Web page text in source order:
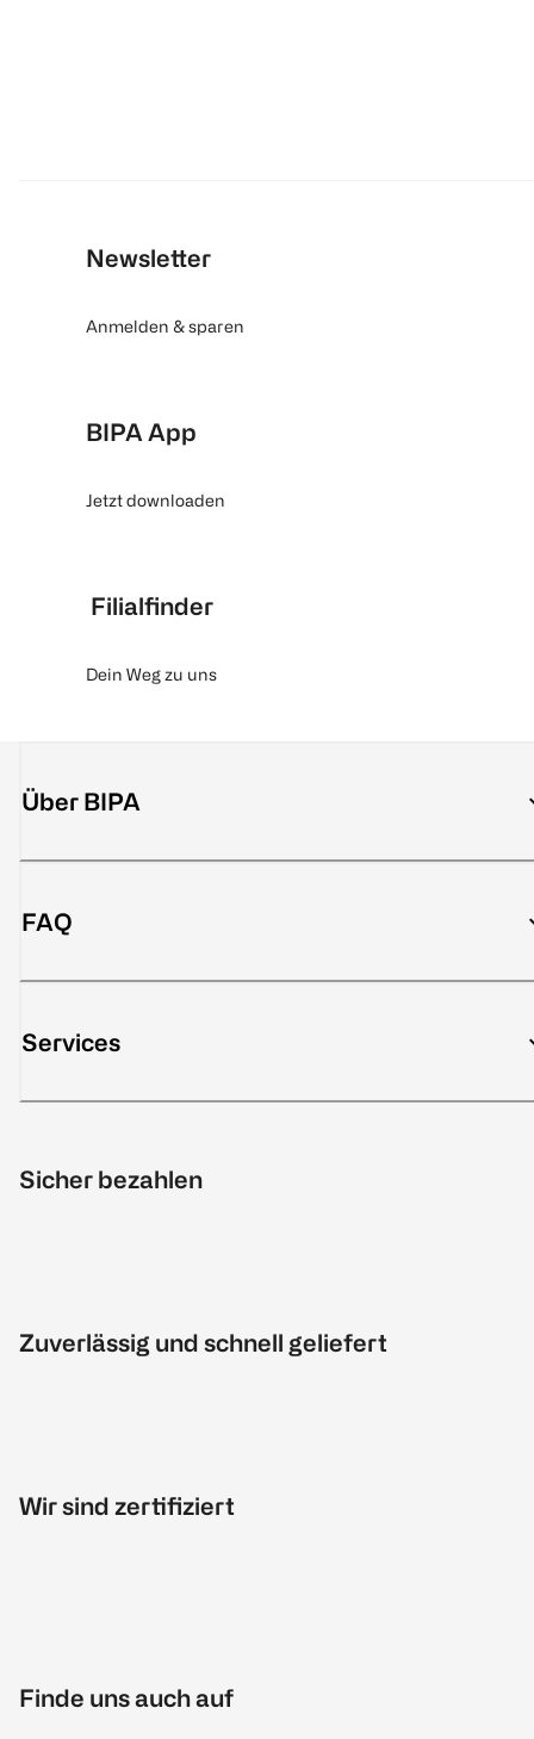
Newsletter
Anmelden & sparen
BIPA App
Jetzt downloaden
Filialfinder
Dein Weg zu uns
Über BIPA
FAQ
Services
Sicher bezahlen
Zuverlässig und schnell geliefert
Wir sind zertifiziert
Finde uns auch auf